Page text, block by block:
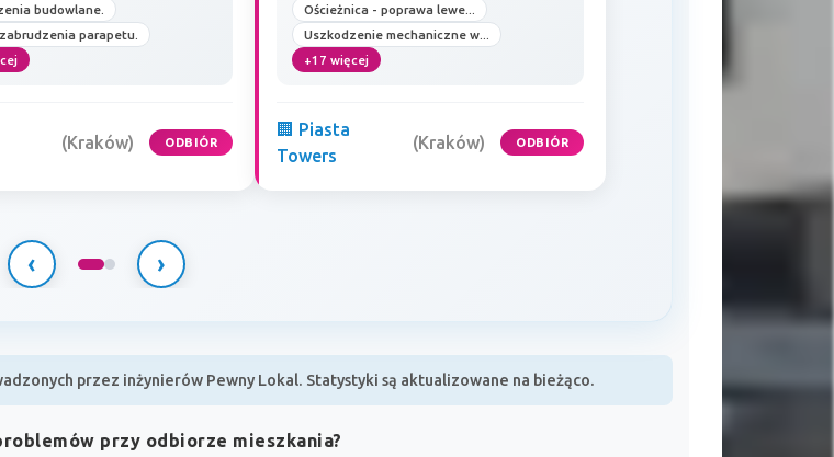
budowlane.
parapetu.
(Kraków) ODBIÓR
Ościeżnica - poprawa lewe...
Uszkodzenie mechaniczne w...
+17 więcej
🏢 Piasta
Towers
(Kraków) ODBIÓR
‹ ›
przez inżynierów Pewny Lokal. Statystyki są aktualizowane na bieżąco.
przy odbiorze mieszkania?